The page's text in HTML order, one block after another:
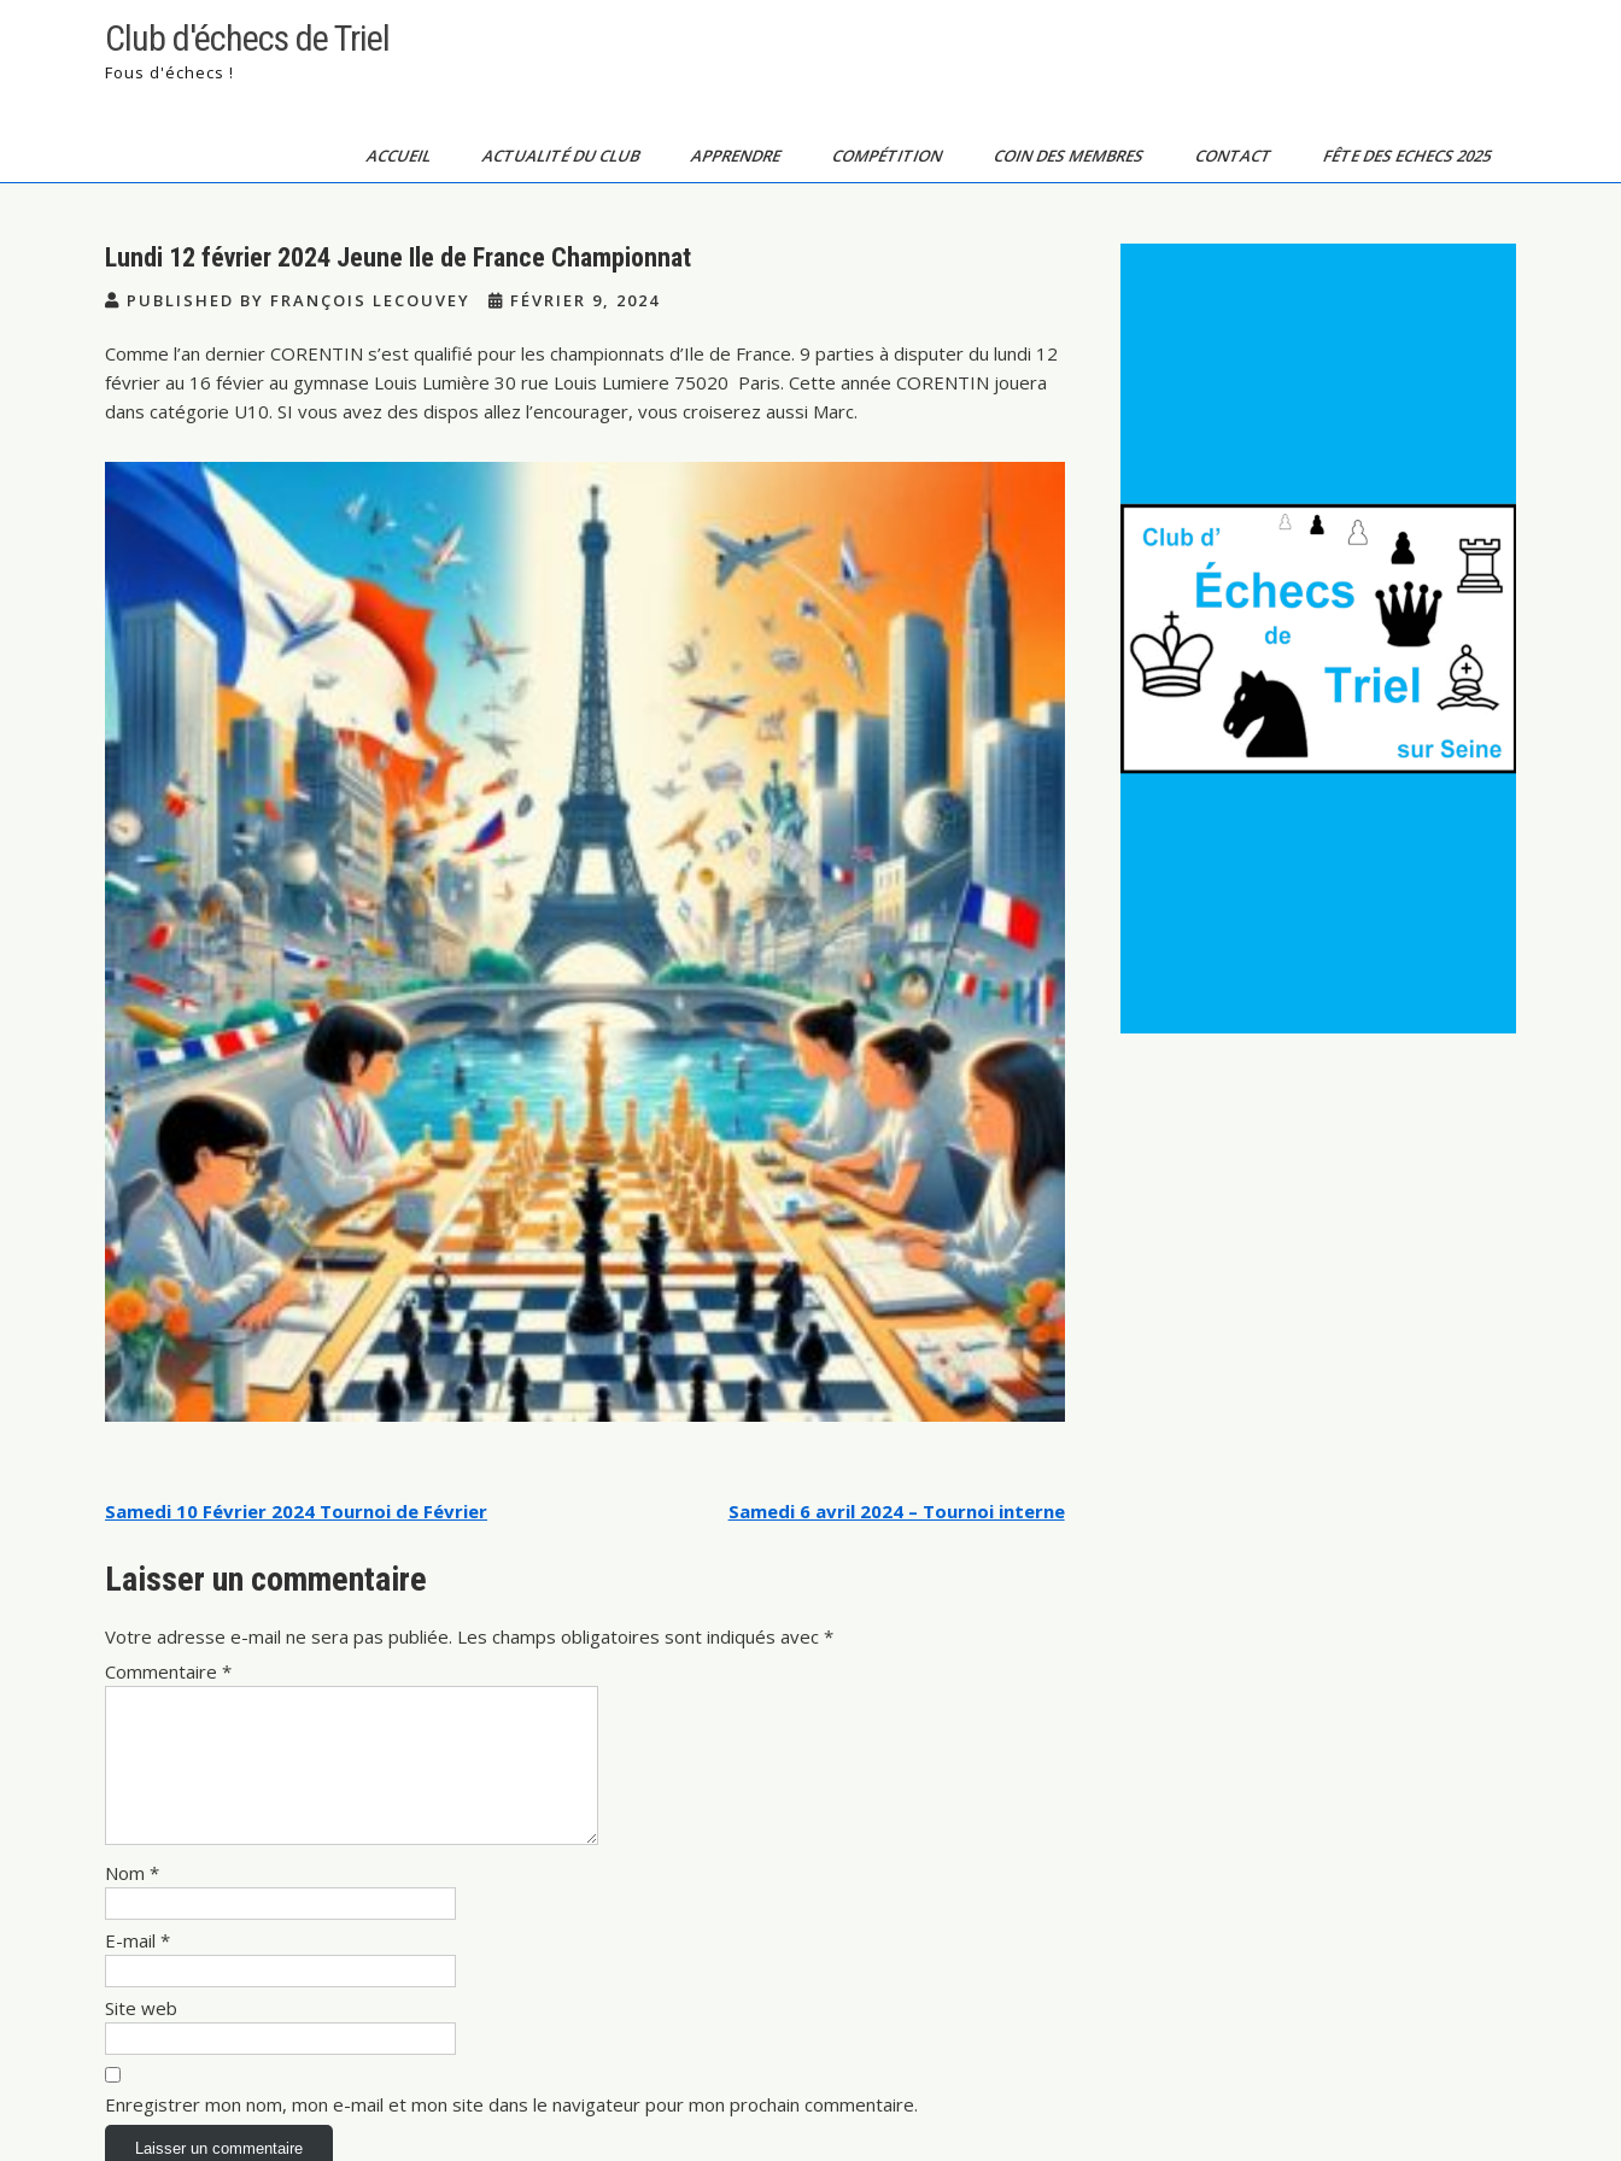
Club d'échecs de Triel
Fous d'échecs !
ACCUEIL ACTUALITÉ DU CLUB APPRENDRE COMPÉTITION COIN DES MEMBRES CONTACT FÊTE DES ECHECS 2025
Lundi 12 février 2024 Jeune Ile de France Championnat
PUBLISHED BY FRANÇOIS LECOUVEY FÉVRIER 9, 2024
Comme l’an dernier CORENTIN s’est qualifié pour les championnats d’Ile de France. 9 parties à disputer du lundi 12
février au 16 févier au gymnase Louis Lumière 30 rue Louis Lumiere 75020 Paris. Cette année CORENTIN jouera
dans catégorie U10. SI vous avez des dispos allez l’encourager, vous croiserez aussi Marc.
Navigation
l’article
Samedi 10 Février 2024 Tournoi de Février Samedi 6 avril 2024 – Tournoi interne
Laisser un commentaire
Votre adresse e-mail ne sera pas publiée. Les champs obligatoires sont indiqués avec *
Commentaire *
Nom *
E-mail *
Site web
Enregistrer mon nom, mon e-mail et mon site dans le navigateur pour mon prochain commentaire.